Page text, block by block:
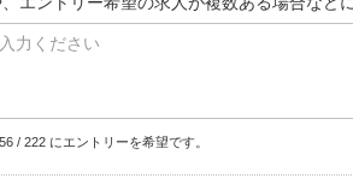
/ 222 にエントリーを希望です。